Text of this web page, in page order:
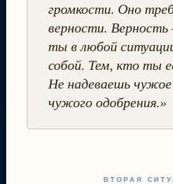
громкости. Оно
верности.
ты в любой
собой. Тем, кто ты
Не надеваешь
чужого одобрения.»
ВТОРАЯ